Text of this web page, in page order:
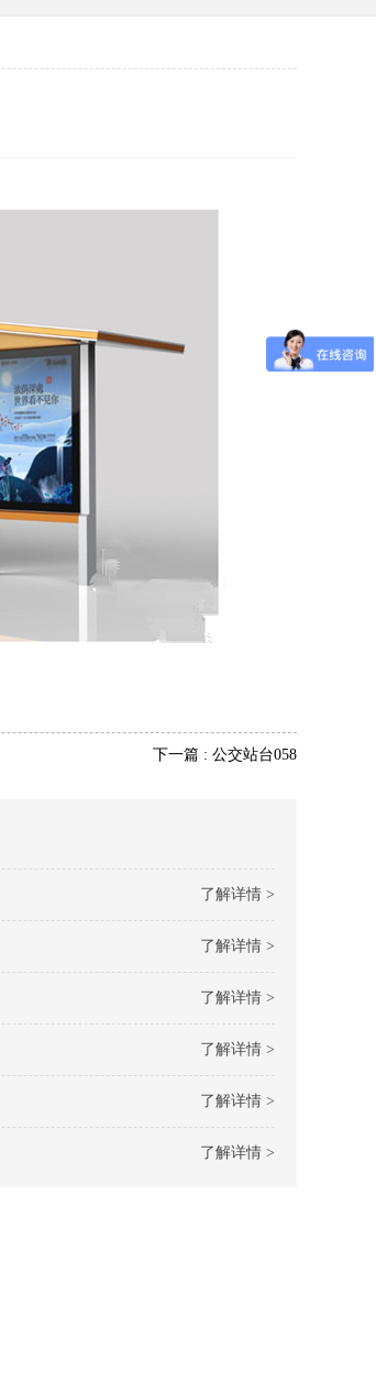
下一篇 : 公交站台058
了解详情 >
了解详情 >
了解详情 >
了解详情 >
了解详情 >
了解详情 >